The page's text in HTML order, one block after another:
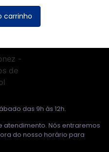
carrinho
das 9h às 12h.
atendimento. Nós entraremos
do nosso horário para